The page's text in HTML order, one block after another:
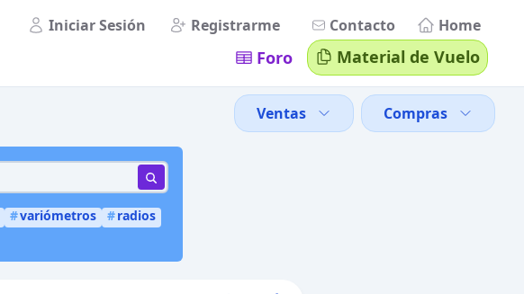
Iniciar Sesión Registrarme Contacto Home
Foro Material de Vuelo
Ventas Compras
#variómetros #radios